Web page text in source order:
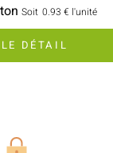
Soit 0.93 € l'unité
DÉTAIL